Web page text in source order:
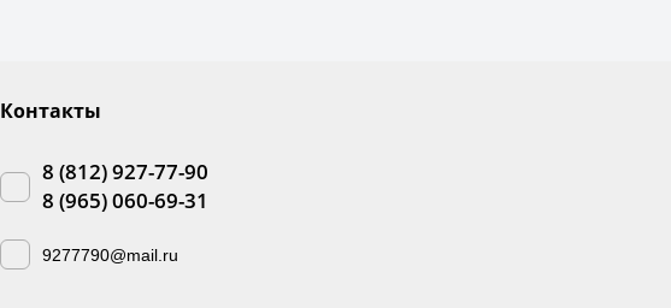
Контакты
8 (812) 927-77-90
8 (965) 060-69-31
9277790@mail.ru